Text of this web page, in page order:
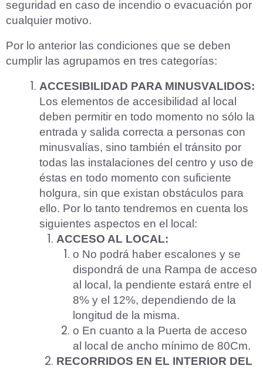
seguridad en caso de incendio o evacuación por
cualquier motivo.
Por lo anterior las condiciones que se deben
cumplir las agrupamos en tres categorías:
ACCESIBILIDAD PARA MINUSVALIDOS:
Los elementos de accesibilidad al local
deben permitir en todo momento no sólo la
entrada y salida correcta a personas con
minusvalías, sino también el tránsito por
todas las instalaciones del centro y uso de
éstas en todo momento con suficiente
holgura, sin que existan obstáculos para
ello. Por lo tanto tendremos en cuenta los
siguientes aspectos en el local:
ACCESO AL LOCAL:
o No podrá haber escalones y se
dispondrá de una Rampa de acceso
al local, la pendiente estará entre el
8% y el 12%, dependiendo de la
longitud de la misma.
o En cuanto a la Puerta de acceso
al local de ancho mínimo de 80Cm.
RECORRIDOS EN EL INTERIOR DEL